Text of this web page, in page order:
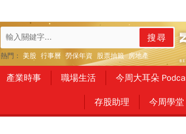
搜尋
熱門： 美股 行事曆 勞保年資 股票抽籤 房地產
產業時事 職場生活 今周大耳朵
存股助理 今周學堂